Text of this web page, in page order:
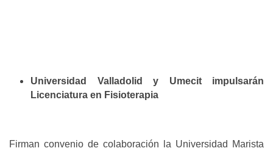
Universidad Valladolid y Umecit impulsarán
Licenciatura en Fisioterapia
Firman convenio de colaboración la Universidad Marista